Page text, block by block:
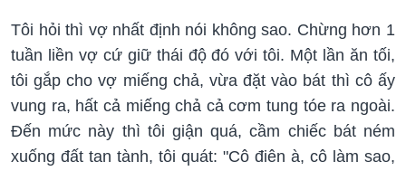
Tôi hỏi thì vợ nhất định nói không sao. Chừng hơn 1
tuần liền vợ cứ giữ thái độ đó với tôi. Một lần ăn tối,
tôi gắp cho vợ miếng chả, vừa đặt vào bát thì cô ấy
vung ra, hất cả miếng chả cả cơm tung tóe ra ngoài.
Đến mức này thì tôi giận quá, cầm chiếc bát ném
xuống đất tan tành, tôi quát: "Cô điên à, cô làm sao,